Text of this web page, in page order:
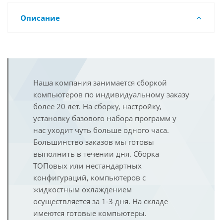
Описание
Наша компания занимается сборкой
компьютеров по индивидуальному заказу
более 20 лет. На сборку, настройку,
установку базового набора программ у
нас уходит чуть больше одного часа.
Большинство заказов мы готовы
выполнить в течении дня. Сборка
ТОПовых или нестандартных
конфигураций, компьютеров с
жидкостным охлаждением
осуществляется за 1-3 дня. На складе
имеются готовые компьютеры.